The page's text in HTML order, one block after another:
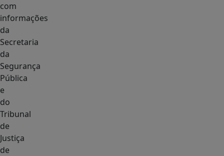
com
informações
da
Secretaria
da
Segurança
Pública
e
do
Tribunal
de
Justiça
de